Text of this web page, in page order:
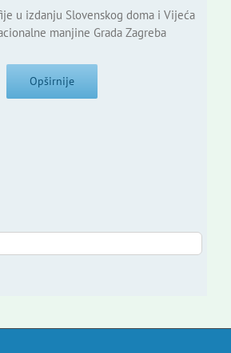
u izdanju Slovenskog doma i Vijeća
manjine Grada Zagreba
Opširnije